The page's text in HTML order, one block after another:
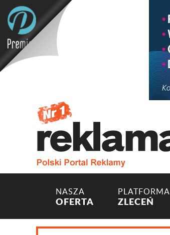
NASZA
OFERTA
PLATFORMA
ZLECEŃ